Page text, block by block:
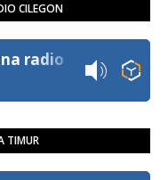
CILEGON
radio
TIMUR